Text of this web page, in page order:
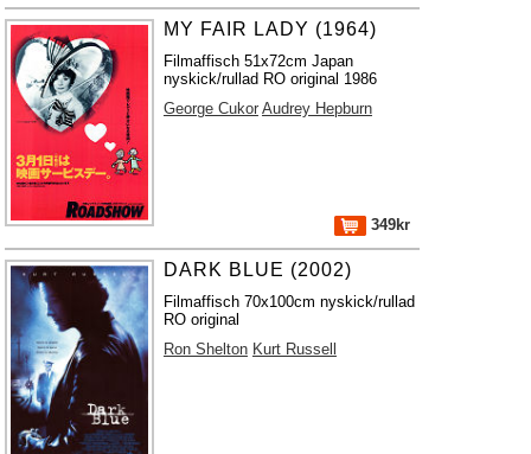
MY FAIR LADY (1964)
Filmaffisch 51x72cm Japan
nyskick/rullad RO original 1986
George Cukor Audrey Hepburn
349kr
DARK BLUE (2002)
Filmaffisch 70x100cm nyskick/rullad
RO original
Ron Shelton Kurt Russell